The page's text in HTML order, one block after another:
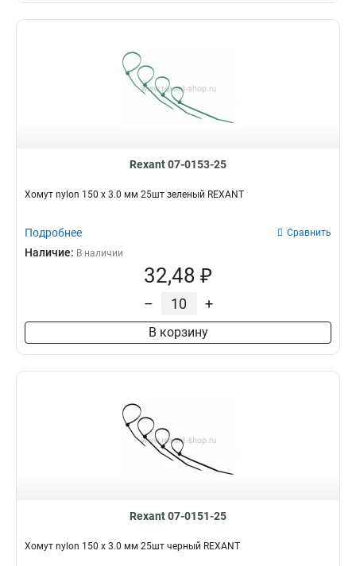
Rexant 07-0153-25
Хомут nylon 150 х 3.0 мм 25шт зеленый REXANT
Подробнее Сравнить
Наличие: В наличии
32,48 ₽
– +
В корзину
Rexant 07-0151-25
Хомут nylon 150 х 3.0 мм 25шт черный REXANT